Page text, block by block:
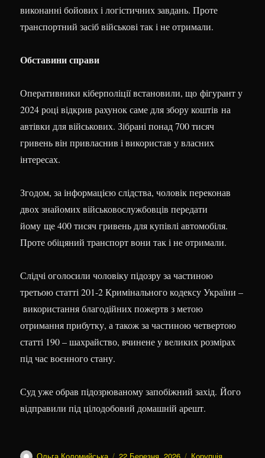
виконанні бойових і логістичних завдань. Проте
транспортний засіб військові так і не отримали.
Обставини справи
Оперативники кіберполіції встановили, що фігурант у
2024 році відкрив рахунок саме для збору коштів на
автівки для військових. Зібрані понад 700 тисяч
гривень він привласнив і використав у власних
інтересах.
Згодом, за інформацією слідства, чоловік переконав
двох знайомих військовослужбовців передати
йому ще 400 тисяч гривень для купівлі автомобіля.
Проте обіцяний транспорт вони так і не отримали.
Слідчі оголосили чоловіку підозру за частиною
третьою статті 201-2 Кримінального кодексу України –
використання благодійних пожертв з метою
отримання прибутку, а також за частиною четвертою
статті 190 – шахрайство, вчинене у великих розмірах
під час воєнного стану.
Суд уже обрав підозрюваному запобіжний захід. Його
відправили під цілодобовий домашній арешт.
Автор Оприлюднено Категорії